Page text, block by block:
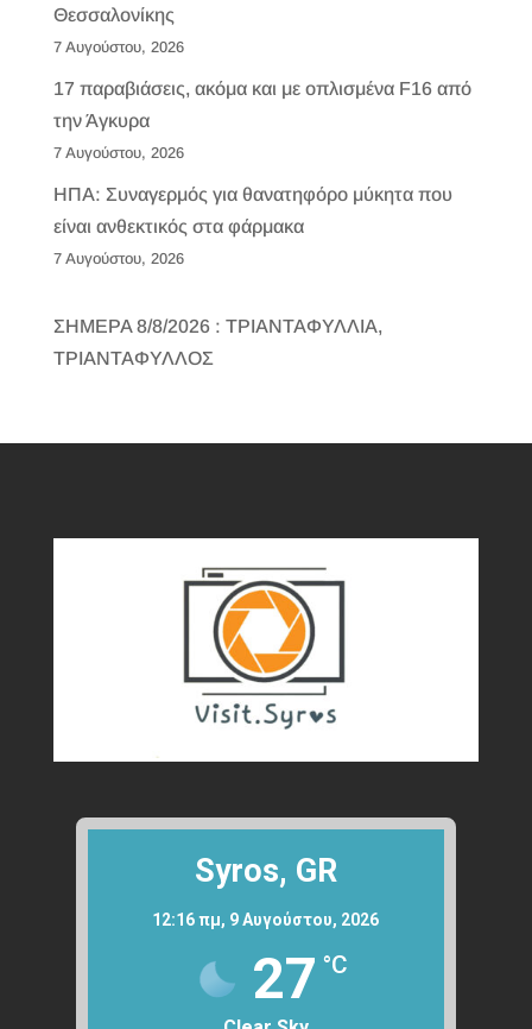
Θεσσαλονίκης
7 Αυγούστου, 2026
17 παραβιάσεις, ακόμα και με οπλισμένα F16 από
την Άγκυρα
7 Αυγούστου, 2026
ΗΠΑ: Συναγερμός για θανατηφόρο μύκητα που
είναι ανθεκτικός στα φάρμακα
7 Αυγούστου, 2026
ΣΗΜΕΡΑ 8/8/2026 : ΤΡΙΑΝΤΑΦΥΛΛΙΑ,
ΤΡΙΑΝΤΑΦΥΛΛΟΣ
Syros, GR
12:16 πμ, 9 Αυγούστου, 2026
27 °C